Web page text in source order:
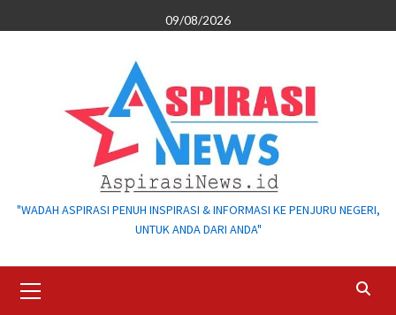
to
09/08/2026
"WADAH ASPIRASI PENUH INSPIRASI & INFORMASI KE PENJURU NEGERI,
UNTUK ANDA DARI ANDA"
Menu